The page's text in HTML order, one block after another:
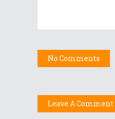
No Comments
Leave A Comment